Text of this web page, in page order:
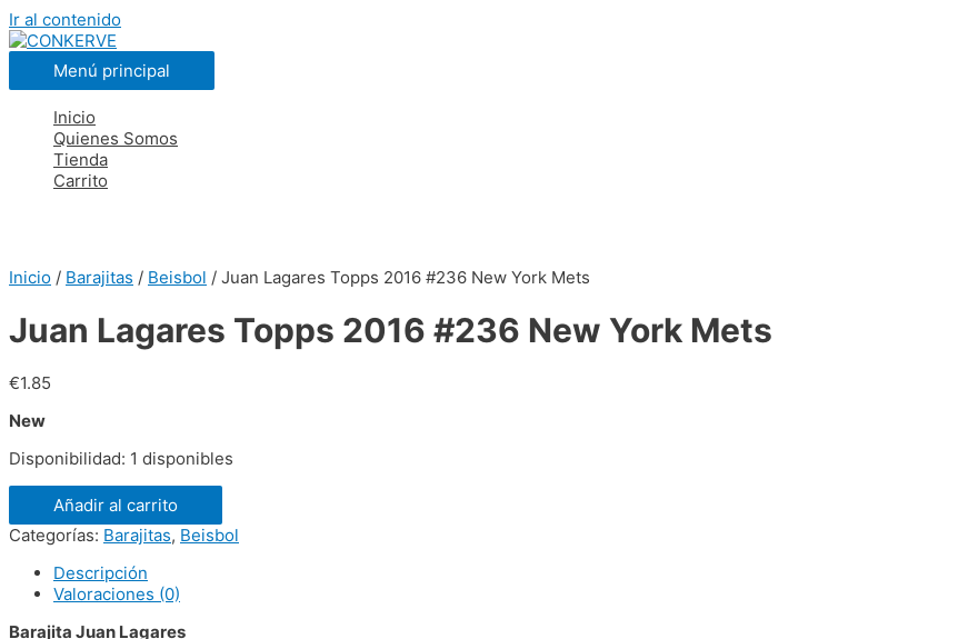
Ir al contenido
Menú principal
Inicio
Quienes Somos
Tienda
Carrito
Inicio / Barajitas / Beisbol / Juan Lagares Topps 2016 #236 New York Mets
Juan Lagares Topps 2016 #236 New York Mets
€1.85
New
Disponibilidad: 1 disponibles
Añadir al carrito
Categorías: Barajitas, Beisbol
Descripción
Valoraciones (0)
Barajita Juan Lagares